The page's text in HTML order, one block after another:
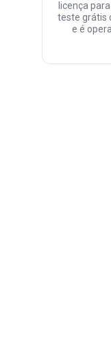
licença
teste grátis
e é